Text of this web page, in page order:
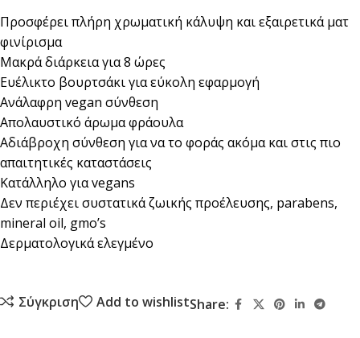
Προσφέρει πλήρη χρωματική κάλυψη και εξαιρετικά ματ
φινίρισμα
Μακρά διάρκεια για 8 ώρες
Ευέλικτο βουρτσάκι για εύκολη εφαρμογή
Ανάλαφρη vegan σύνθεση
Απολαυστικό άρωμα φράουλα
Αδιάβροχη σύνθεση για να το φοράς ακόμα και στις πιο
απαιτητικές καταστάσεις
Κατάλληλο για vegans
Δεν περιέχει συστατικά ζωικής προέλευσης, parabens,
mineral oil, gmo’s
Δερματολογικά ελεγμένο
Σύγκριση Add to wishlistShare: